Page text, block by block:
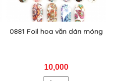
0881 Foil hoa văn dán móng
10,000